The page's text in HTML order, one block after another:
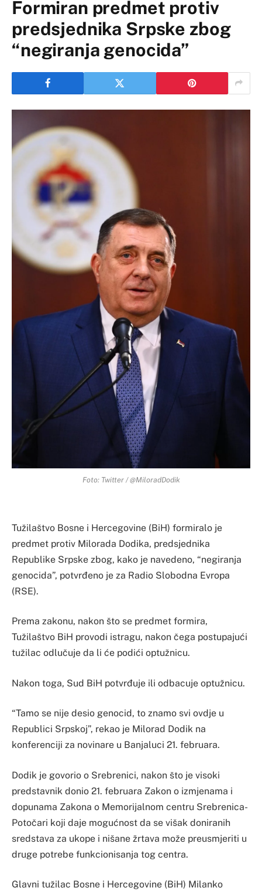
Formiran predmet protiv
predsjednika Srpske zbog
“negiranja genocida”
Foto: Twitter / @MiloradDodik
Tužilaštvo Bosne i Hercegovine (BiH) formiralo je
predmet protiv Milorada Dodika, predsjednika
Republike Srpske zbog, kako je navedeno, “negiranja
genocida”, potvrđeno je za Radio Slobodna Evropa
(RSE).
Prema zakonu, nakon što se predmet formira,
Tužilaštvo BiH provodi istragu, nakon čega postupajući
tužilac odlučuje da li će podići optužnicu.
Nakon toga, Sud BiH potvrđuje ili odbacuje optužnicu.
“Tamo se nije desio genocid, to znamo svi ovdje u
Republici Srpskoj”, rekao je Milorad Dodik na
konferenciji za novinare u Banjaluci 21. februara.
Dodik je govorio o Srebrenici, nakon što je visoki
predstavnik donio 21. februara Zakon o izmjenama i
dopunama Zakona o Memorijalnom centru Srebrenica-
Potočari koji daje mogućnost da se višak doniranih
sredstava za ukope i nišane žrtava može preusmjeriti u
druge potrebe funkcionisanja tog centra.
Glavni tužilac Bosne i Hercegovine (BiH) Milanko